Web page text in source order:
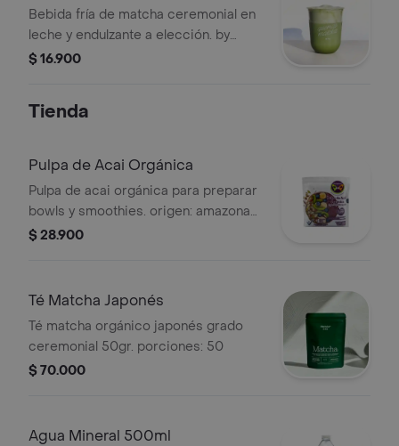
Bebida fría de matcha ceremonial en
leche y endulzante a elección. by
matchakai.
$ 16.900
Tienda
Pulpa de Acai Orgánica
Pulpa de acai orgánica para preparar
bowls y smoothies. origen: amazonas,
colombia. porciones: 4 pulpas
$ 28.900
Té Matcha Japonés
Té matcha orgánico japonés grado
ceremonial 50gr. porciones: 50
$ 70.000
Agua Mineral 500ml